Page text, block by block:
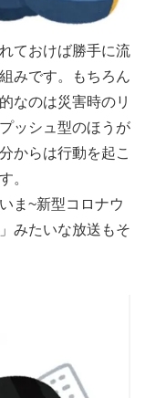
ておけば勝手に流
みです。もちろん
なのは災害時のリ
ッシュ型のほうが
からは行動を起こ
。
ま~新型コロナウ
みたいな放送もそ